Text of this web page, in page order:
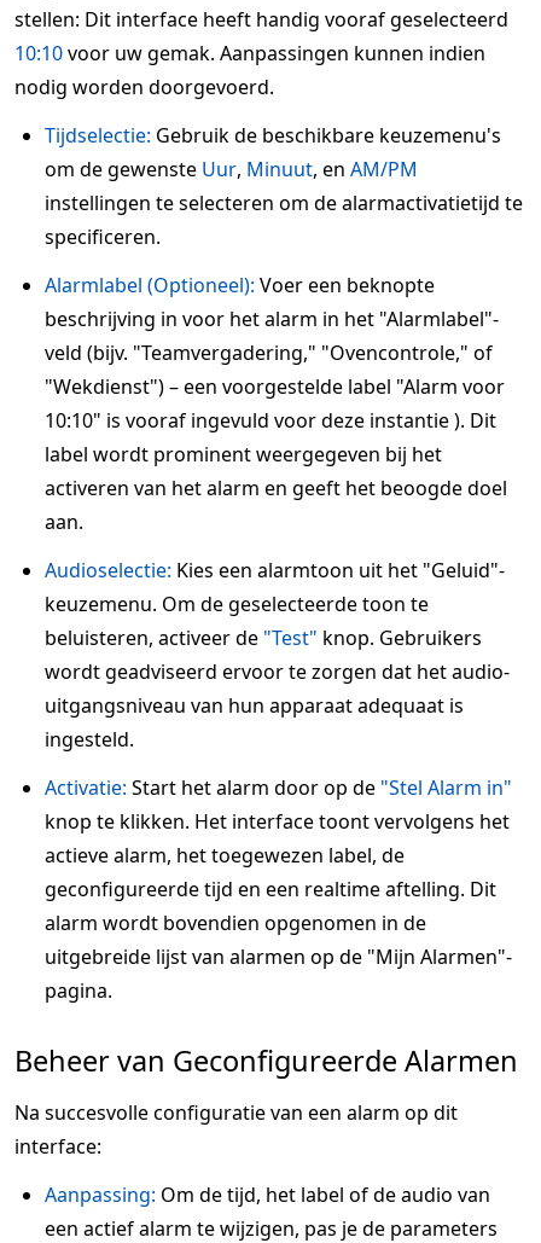
stellen: Dit interface heeft handig vooraf geselecteerd
10:10voor uw gemak. Aanpassingen kunnen indien
nodig worden doorgevoerd.
Tijdselectie: Gebruik de beschikbare keuzemenu's
om de gewenste Uur, Minuut, en AM/PM
instellingen te selecteren om de alarmactivatietijd te
specificeren.
Alarmlabel (Optioneel): Voer een beknopte
beschrijving in voor het alarm in het "Alarmlabel"-
veld (bijv. "Teamvergadering," "Ovencontrole," of
"Wekdienst") – een voorgestelde label "Alarm voor
10:10" is vooraf ingevuld voor deze instantie ). Dit
label wordt prominent weergegeven bij het
activeren van het alarm en geeft het beoogde doel
aan.
Audioselectie: Kies een alarmtoon uit het "Geluid"-
keuzemenu. Om de geselecteerde toon te
beluisteren, activeer de "Test" knop. Gebruikers
wordt geadviseerd ervoor te zorgen dat het audio-
uitgangsniveau van hun apparaat adequaat is
ingesteld.
Activatie: Start het alarm door op de "Stel Alarm in"
knop te klikken. Het interface toont vervolgens het
actieve alarm, het toegewezen label, de
geconfigureerde tijd en een realtime aftelling. Dit
alarm wordt bovendien opgenomen in de
uitgebreide lijst van alarmen op de "Mijn Alarmen"-
pagina.
Beheer van Geconfigureerde Alarmen
Na succesvolle configuratie van een alarm op dit
interface:
Aanpassing: Om de tijd, het label of de audio van
een actief alarm te wijzigen, pas je de parameters